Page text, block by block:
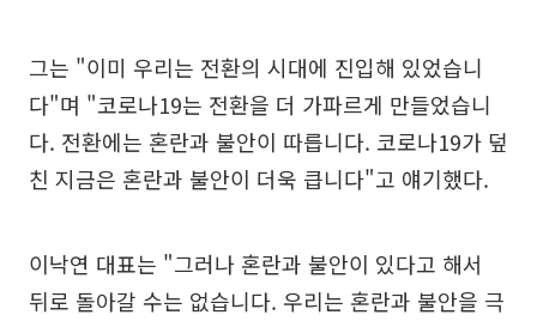
그는 "이미 우리는 전환의 시대에 진입해 있었습니
다"며 "코로나19는 전환을 더 가파르게 만들었습니
다. 전환에는 혼란과 불안이 따릅니다. 코로나19가 덮
친 지금은 혼란과 불안이 더욱 큽니다"고 얘기했다.
이낙연 대표는 "그러나 혼란과 불안이 있다고 해서
뒤로 돌아갈 수는 없습니다. 우리는 혼란과 불안을 극